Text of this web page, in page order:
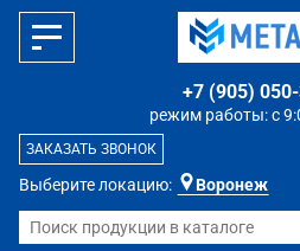
Выберите локацию: Воронеж
режим работы: с
+7 (905)
ЗАКАЗАТЬ ЗВОНОК